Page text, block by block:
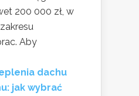
200 000 zł, w
Aby
dachu
jak wybrać